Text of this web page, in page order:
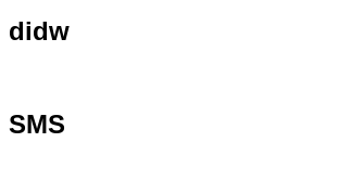
didw
SMS